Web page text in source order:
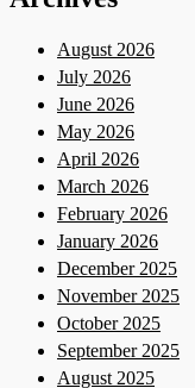
August 2026
July 2026
June 2026
May 2026
April 2026
March 2026
February 2026
January 2026
December 2025
November 2025
October 2025
September 2025
August 2025